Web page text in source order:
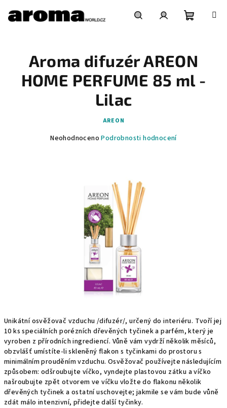
obsah
košík
Unikátní osvěžovač vzduchu /difuzér/, určený do interiéru. Tvoří jej
10 ks speciálních porézních dřevěných tyčinek a parfém, který je
vyroben z přírodních ingrediencí. Vůně vám vydrží několik měsíců,
obzvlášť umístíte-li skleněný flakon s tyčinkami do prostoru s
minimálním prouděním vzduchu. Osvěžovač používejte následujícím
způsobem: odšroubujte víčko, vyndejte plastovou zátku a víčko
našroubujte zpět otvorem ve víčku vložte do flakonu několik
dřevěných tyčinek a ostatní uschovejte; jakmile se vám bude vůně
zdát málo intenzivní, přidejte další tyčinky.
Aroma difuzér AREON
HOME PERFUME 85 ml -
Lilac
AREON
Průměrné
hvězdiček.
Neohodnoceno Podrobnosti hodnocení